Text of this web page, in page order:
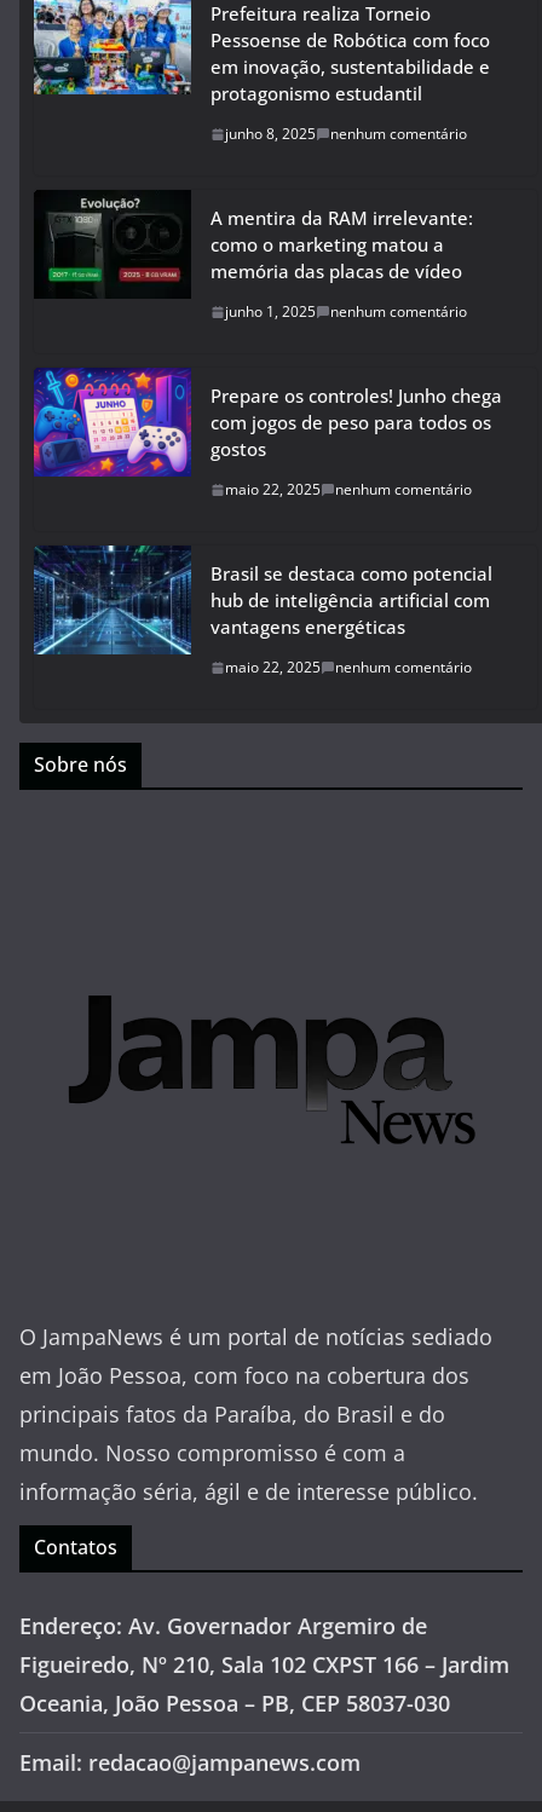
Prefeitura realiza Torneio
Pessoense de Robótica com foco
em inovação, sustentabilidade e
protagonismo estudantil
junho 8, 2025 nenhum comentário
A mentira da RAM irrelevante:
como o marketing matou a
memória das placas de vídeo
junho 1, 2025 nenhum comentário
Prepare os controles! Junho chega
com jogos de peso para todos os
gostos
maio 22, 2025 nenhum comentário
Brasil se destaca como potencial
hub de inteligência artificial com
vantagens energéticas
maio 22, 2025 nenhum comentário
Sobre nós
O JampaNews é um portal de notícias sediado
em João Pessoa, com foco na cobertura dos
principais fatos da Paraíba, do Brasil e do
mundo. Nosso compromisso é com a
informação séria, ágil e de interesse público.
Contatos
Endereço: Av. Governador Argemiro de
Figueiredo, Nº 210, Sala 102 CXPST 166 – Jardim
Oceania, João Pessoa – PB, CEP 58037-030
Email: redacao@jampanews.com